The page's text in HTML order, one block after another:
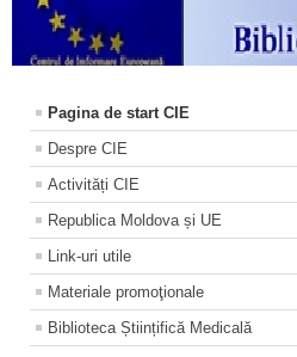
Pagina de start CIE
Despre CIE
Activități CIE
Republica Moldova și UE
Link-uri utile
Materiale promoţionale
Biblioteca Științifică Medicală